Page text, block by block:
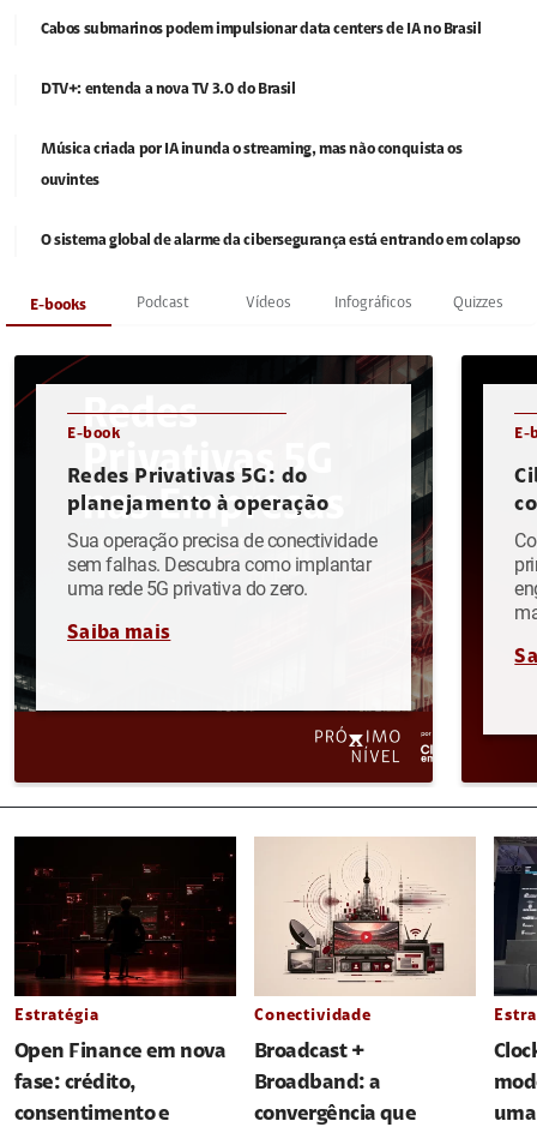
Cabos submarinos podem impulsionar data centers de IA no Brasil
DTV+: entenda a nova TV 3.0 do Brasil
Música criada por IA inunda o streaming, mas não conquista os
ouvintes
O sistema global de alarme da cibersegurança está entrando em colapso
E-books Podcast Vídeos Infográficos Quizzes
E-book
Redes Privativas 5G: do
planejamento à operação
Sua operação precisa de conectividade
sem falhas. Descubra como implantar
uma rede 5G privativa do zero.
Saiba mais
E-
Estratégia
Open Finance em nova
fase: crédito,
consentimento e
Conectividade
Broadcast +
Broadband: a
convergência que